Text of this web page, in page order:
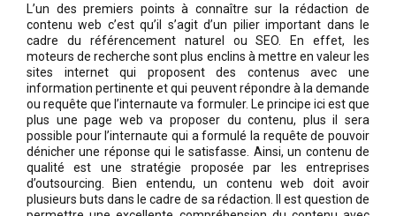
L’un des premiers points à connaître sur la rédaction de
contenu web c’est qu’il s’agit d’un pilier important dans le
cadre du référencement naturel ou SEO. En effet, les
moteurs de recherche sont plus enclins à mettre en valeur les
sites internet qui proposent des contenus avec une
information pertinente et qui peuvent répondre à la demande
ou requête que l’internaute va formuler. Le principe ici est que
plus une page web va proposer du contenu, plus il sera
possible pour l’internaute qui a formulé la requête de pouvoir
dénicher une réponse qui le satisfasse. Ainsi, un contenu de
qualité est une stratégie proposée par les entreprises
d’outsourcing. Bien entendu, un contenu web doit avoir
plusieurs buts dans le cadre de sa rédaction. Il est question de